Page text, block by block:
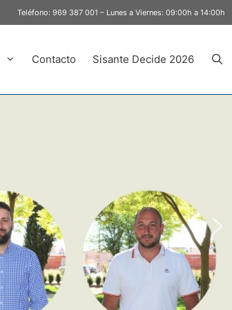
Teléfono: 969 387 001 – Lunes a Viernes: 09:00h a 14:00h
Contacto Sisante Decide 2026